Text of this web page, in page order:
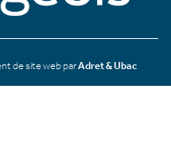
de site web parAdret & Ubac